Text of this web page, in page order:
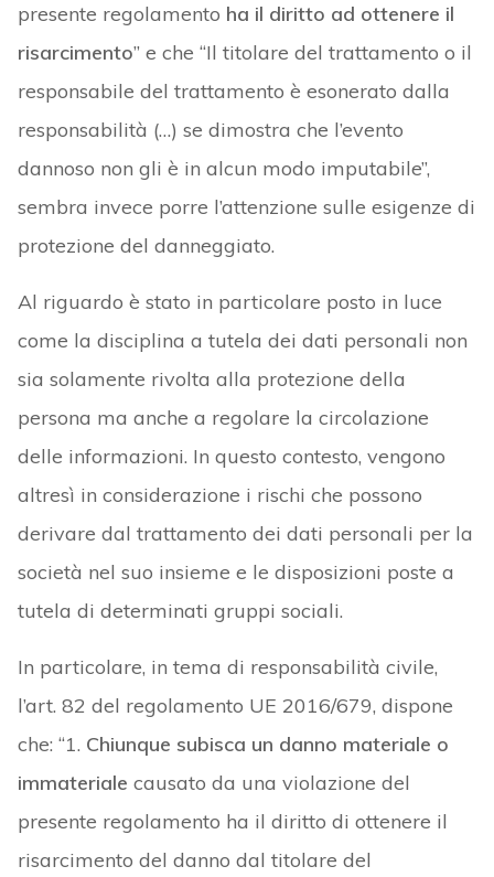
presente regolamento ha il diritto ad ottenere il
risarcimento” e che “Il titolare del trattamento o il
responsabile del trattamento è esonerato dalla
responsabilità (…) se dimostra che l’evento
dannoso non gli è in alcun modo imputabile”,
sembra invece porre l’attenzione sulle esigenze di
protezione del danneggiato.
Al riguardo è stato in particolare posto in luce
come la disciplina a tutela dei dati personali non
sia solamente rivolta alla protezione della
persona ma anche a regolare la circolazione
delle informazioni. In questo contesto, vengono
altresì in considerazione i rischi che possono
derivare dal trattamento dei dati personali per la
società nel suo insieme e le disposizioni poste a
tutela di determinati gruppi sociali.
In particolare, in tema di responsabilità civile,
l’art. 82 del regolamento UE 2016/679, dispone
che: “1. Chiunque subisca un danno materiale o
immateriale causato da una violazione del
presente regolamento ha il diritto di ottenere il
risarcimento del danno dal titolare del